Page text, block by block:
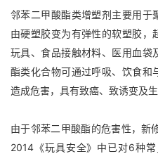
邻苯二甲酸酯类增塑剂主要用于
由硬塑胶变为有弹性的软塑胶，
玩具、食品接触材料、医用血袋
酯类化合物可通过呼吸、饮食和
造成危害，具有致癌、致诱变及生
由于邻苯二甲酸酯的危害性，新
2014《玩具安全》中已对6种常